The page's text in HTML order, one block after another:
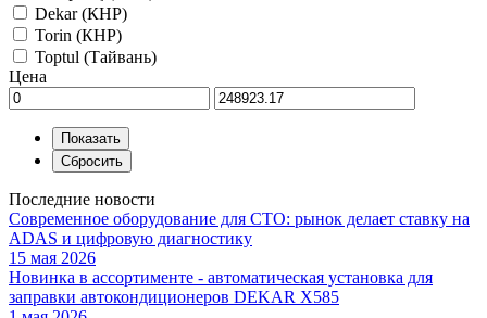
Dekar (КНР)
Torin (КНР)
Toptul (Тайвань)
Цена
Последние новости
Современное оборудование для СТО: рынок делает ставку на
ADAS и цифровую диагностику
15 мая 2026
Новинка в ассортименте - автоматическая установка для
заправки автокондиционеров DEKAR X585